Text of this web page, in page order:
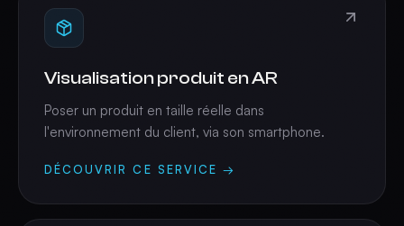
Visualisation produit en AR
Poser un produit en taille réelle dans
l'environnement du client, via son smartphone.
DÉCOUVRIR CE SERVICE →